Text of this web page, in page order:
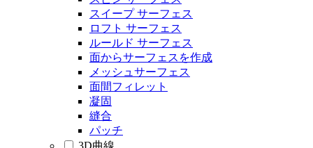
スイープ サーフェス
ロフト サーフェス
ルールド サーフェス
面からサーフェスを作成
メッシュサーフェス
面間フィレット
凝固
縫合
パッチ